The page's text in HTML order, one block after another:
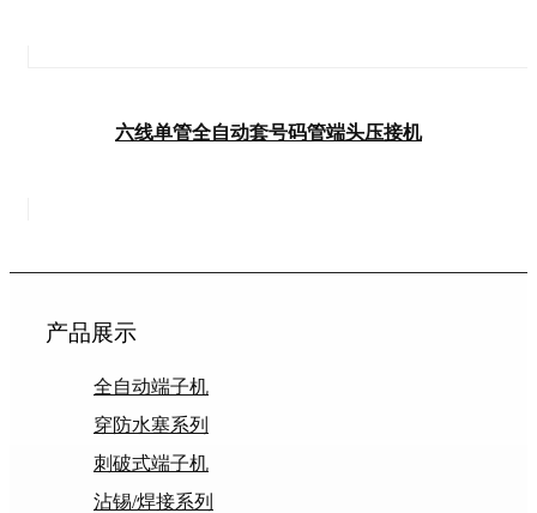
六线单管全自动套号码管端头压接机
产品展示
全自动端子机
穿防水塞系列
刺破式端子机
沾锡/焊接系列